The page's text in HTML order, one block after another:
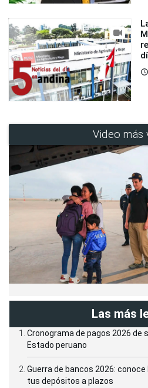
access_time
Video más
Las más
Cronograma de pagos 2026 de
Estado peruano
Guerra de bancos 2026:
tus depósitos a plazos